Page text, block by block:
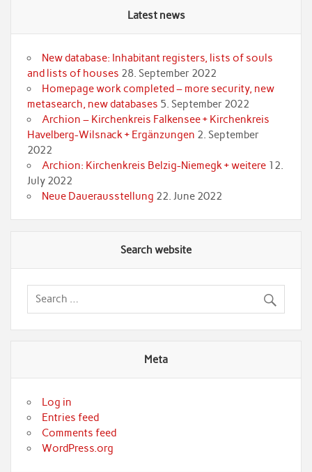
Latest news
New database: Inhabitant registers, lists of souls
and lists of houses 28. September 2022
Homepage work completed – more security, new
metasearch, new databases 5. September 2022
Archion – Kirchenkreis Falkensee + Kirchenkreis
Havelberg-Wilsnack + Ergänzungen 2. September
2022
Archion: Kirchenkreis Belzig-Niemegk + weitere 12.
July 2022
Neue Dauerausstellung 22. June 2022
Search website
Meta
Log in
Entries feed
Comments feed
WordPress.org